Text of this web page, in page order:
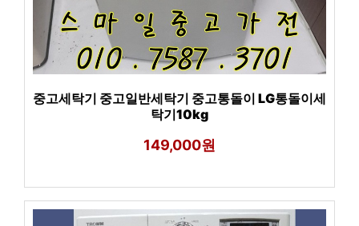
중고세탁기 중고일반세탁기 중고통돌이 LG통돌이세
탁기10kg
149,000원